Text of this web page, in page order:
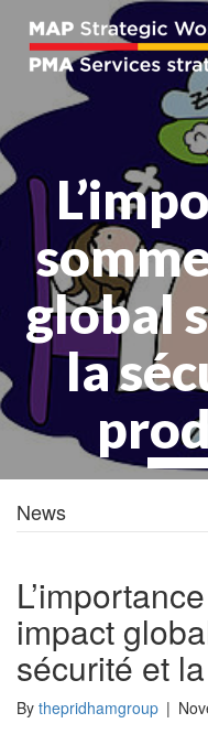
global
la
News
impact
sécurité et
By thepridhamgroup |